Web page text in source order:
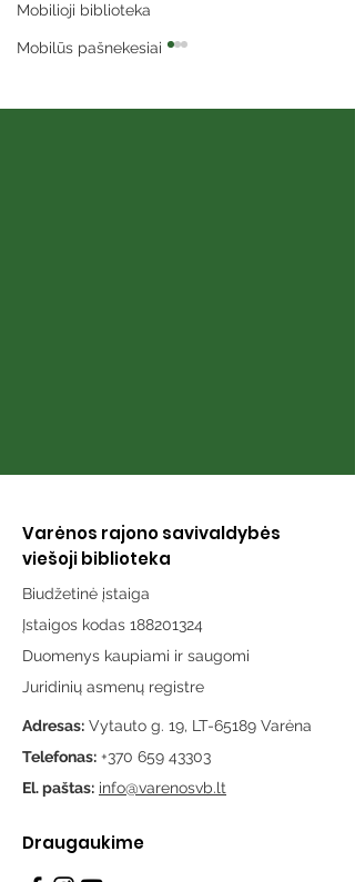
Mobilioji biblioteka
Mobilūs pašnekesiai
Varėnos rajono savivaldybės
viešoji biblioteka
Biudžetinė įstaiga
Įstaigos kodas 188201324
Duomenys kaupiami ir saugomi
Juridinių asmenų registre
Adresas: Vytauto g. 19, LT-65189 Varėna
Telefonas: +370 659 43303
El. paštas: info@varenosvb.lt
Draugaukime